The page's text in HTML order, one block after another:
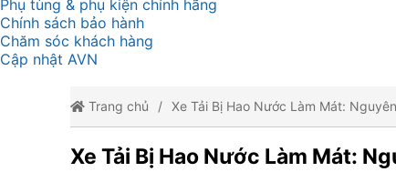
Phụ tùng & phụ kiện chính hãng
Chính sách bảo hành
Chăm sóc khách hàng
Cập nhật AVN
Trang chủ Xe Tải Bị Hao Nước Làm Mát:
Xe Tải Bị Hao Nước Làm Mát: